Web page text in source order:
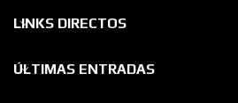
LINKS DIRECTOS
ÚLTIMAS ENTRADAS